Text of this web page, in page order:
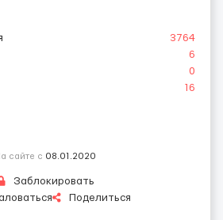
3764
6
0
16
сайте с 08.01.2020
Заблокировать
Поделиться